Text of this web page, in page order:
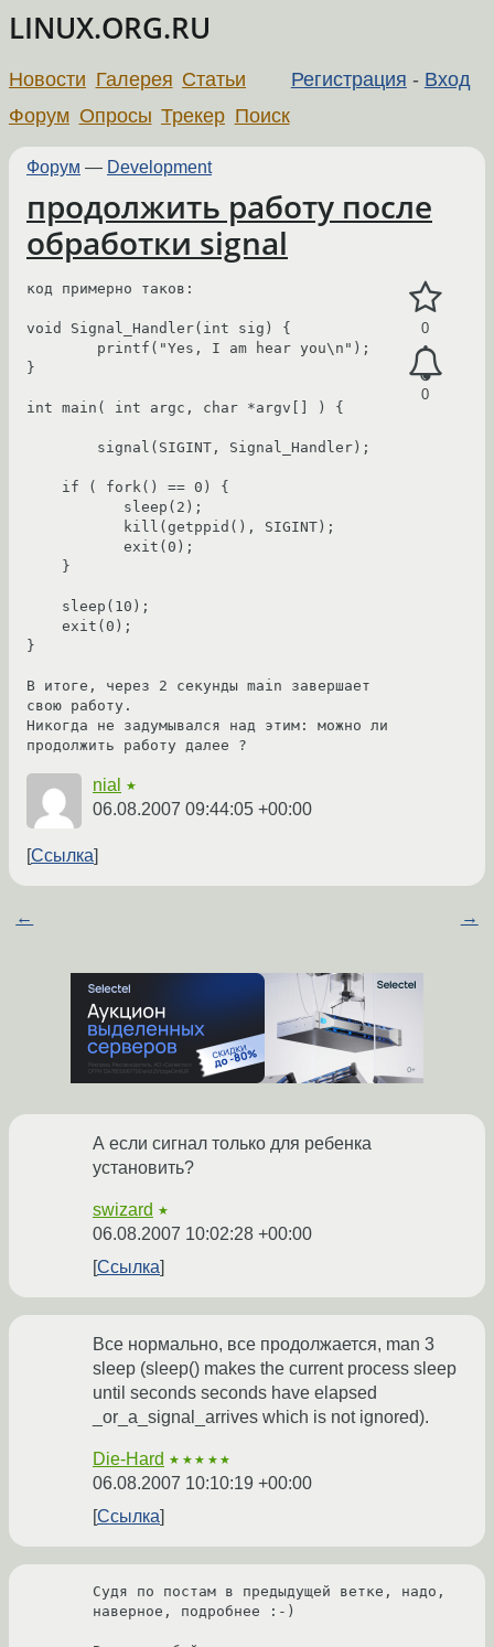
LINUX.ORG.RU
Регистрация - Вход
Новости Галерея Статьи
Форум Опросы Трекер Поиск
Форум — Development
продолжить работу после
обработки signal
0
0
код примерно таков:
void Signal_Handler(int sig) {
}
int main( int argc, char *argv[] ) {
}
В итоге, через 2 секунды main завершает
свою работу.
Никогда не задумывался над этим: можно ли
продолжить работу далее ?
nial ★
06.08.2007 09:44:05 +00:00
Ссылка
← →
А если сигнал только для ребенка
установить?
swizard ★
06.08.2007 10:02:28 +00:00
Ссылка
Все нормально, все продолжается, man 3
sleep (sleep() makes the current process sleep
until seconds seconds have elapsed
_or_a_signal_arrives which is not ignored).
Die-Hard ★★★★★
06.08.2007 10:10:19 +00:00
Ссылка
Судя по постам в предыдущей ветке, надо,
наверное, подробнее :-)